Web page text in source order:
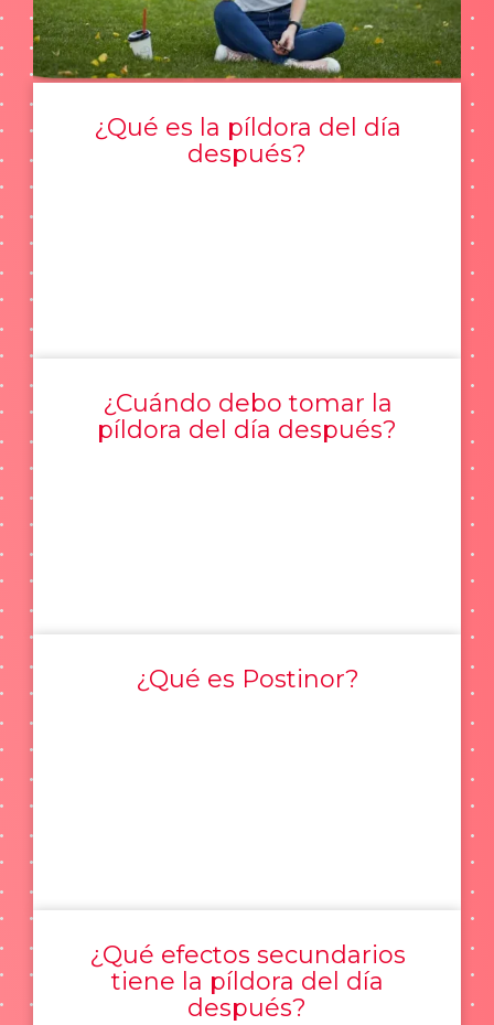
¿Qué es la píldora del día
después?
¿Cuándo debo tomar la
píldora del día después?
¿Qué es Postinor?
¿Qué efectos secundarios
tiene la píldora del día
después?